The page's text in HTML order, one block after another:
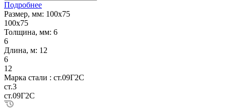
Подробнее
Размер, мм: 100х75
100х75
Толщина, мм: 6
6
Длина, м: 12
6
12
Марка стали : ст.09Г2С
ст.3
ст.09Г2С